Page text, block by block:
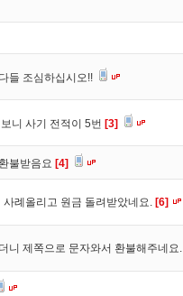
들 조심하십시오!!
니 사기 전적이 5번 [3]
불받음요 [4]
례올리고 원금 돌려받았네요. [6]
니 제쪽으로 문자와서 환불해주네요.